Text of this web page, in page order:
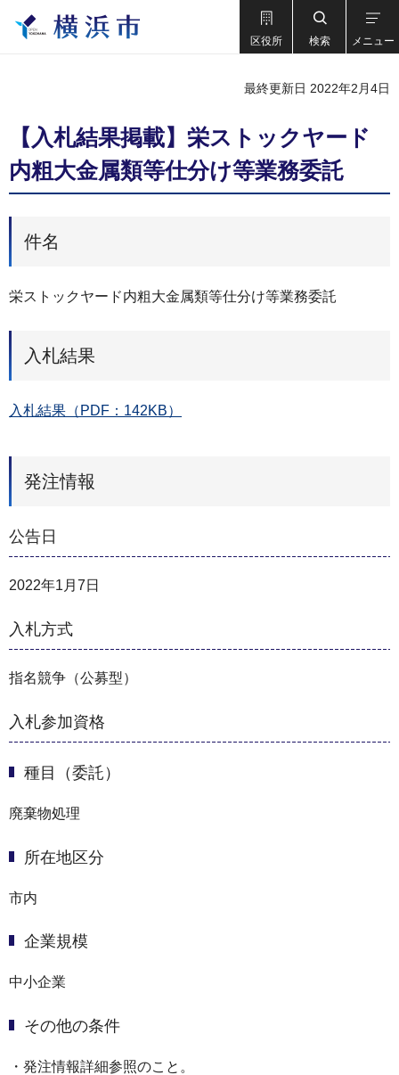
区役所 検索 メニュー
最終更新日 2022年2月4日
【入札結果掲載】栄ストックヤード
内粗大金属類等仕分け等業務委託
件名
栄ストックヤード内粗大金属類等仕分け等業務委託
入札結果
入札結果（PDF：142KB）
発注情報
公告日
2022年1月7日
入札方式
指名競争（公募型）
入札参加資格
種目（委託）
廃棄物処理
所在地区分
市内
企業規模
中小企業
その他の条件
・発注情報詳細参照のこと。